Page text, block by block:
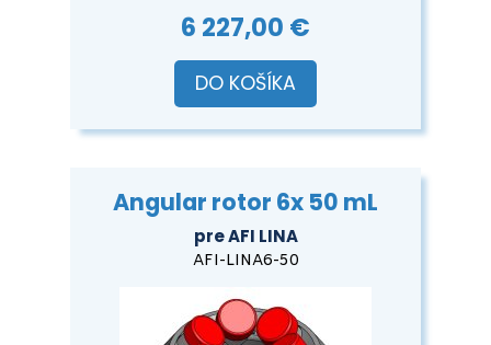
6 227,00 €
DO KOŠÍKA
Angular rotor 6x 50 mL
pre AFI LINA
AFI-LINA6-50